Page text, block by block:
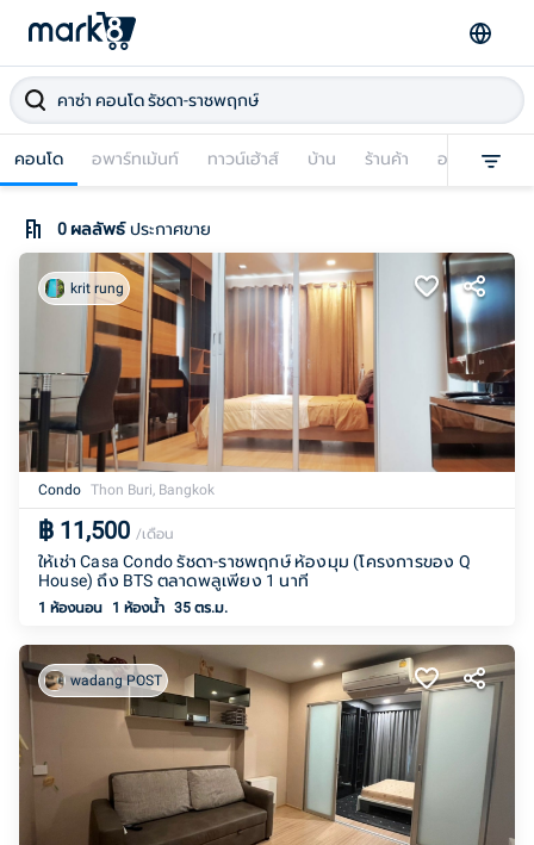
คอนโด อพาร์ทเม้นท์ ทาวน์เฮ้าส์ บ้าน ร้านค้า อาคารพาณิช
0ผลลัพธ์ ประกาศขาย
krit rung
Condo Thon Buri, Bangkok
฿ 11,500 /เดือน
ให้เช่า Casa Condo รัชดา-ราชพฤกษ์ ห้องมุม (โครงการของ Q
House) ถึง BTS ตลาดพลูเพียง 1 นาที
1 ห้องนอน 1 ห้องน้ำ 35 ตร.ม.
wadang POST